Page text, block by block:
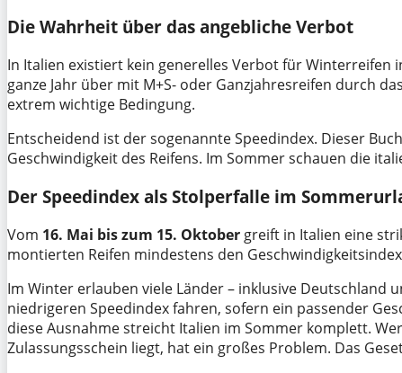
Die Wahrheit über das angebliche Verbot
In Italien existiert kein generelles Verbot für
ganze Jahr über mit M+S- oder Ganzjahresreifen durch
extrem wichtige Bedingung.
Entscheidend ist der sogenannte Speedindex. Dieser
Geschwindigkeit des Reifens. Im Sommer schauen die
Der Speedindex als Stolperfalle im
Vom 16. Mai bis zum 15. Oktober greift in Italien eine
montierten Reifen mindestens den
Im Winter erlauben viele Länder – inklusive Deutschland
niedrigeren Speedindex fahren, sofern ein passender
diese Ausnahme streicht Italien im Sommer komplett.
Zulassungsschein liegt, hat ein großes Problem. Das